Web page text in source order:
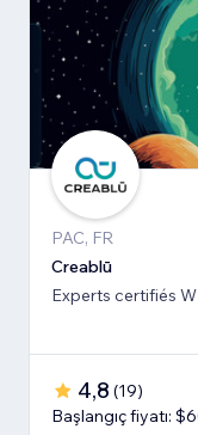
PAC, FR
Creablū
Experts certifiés
4,8 (19)
Başlangıç fiyatı: